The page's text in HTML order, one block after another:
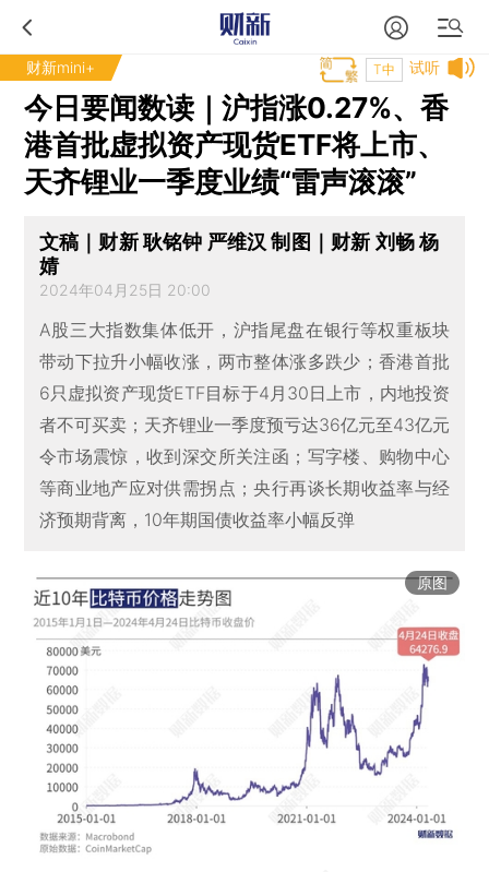
财新mini+ 试听
T中
今日要闻数读｜沪指涨0.27%、香
港首批虚拟资产现货ETF将上市、
天齐锂业一季度业绩“雷声滚滚”
文稿｜财新 耿铭钟 严维汉 制图｜财新 刘畅 杨
婧
2024年04月25日 20:00
A股三大指数集体低开，沪指尾盘在银行等权重板块
带动下拉升小幅收涨，两市整体涨多跌少；香港首批
6只虚拟资产现货ETF目标于4月30日上市，内地投资
者不可买卖；天齐锂业一季度预亏达36亿元至43亿元
令市场震惊，收到深交所关注函；写字楼、购物中心
等商业地产应对供需拐点；央行再谈长期收益率与经
济预期背离，10年期国债收益率小幅反弹
原图